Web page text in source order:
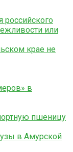
российского
или
крае не
в
пшеницу
в Амурской